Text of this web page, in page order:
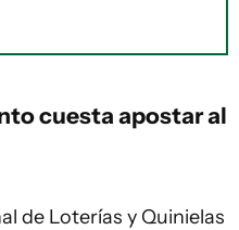
cuesta apostar al
de Loterías y Quinielas